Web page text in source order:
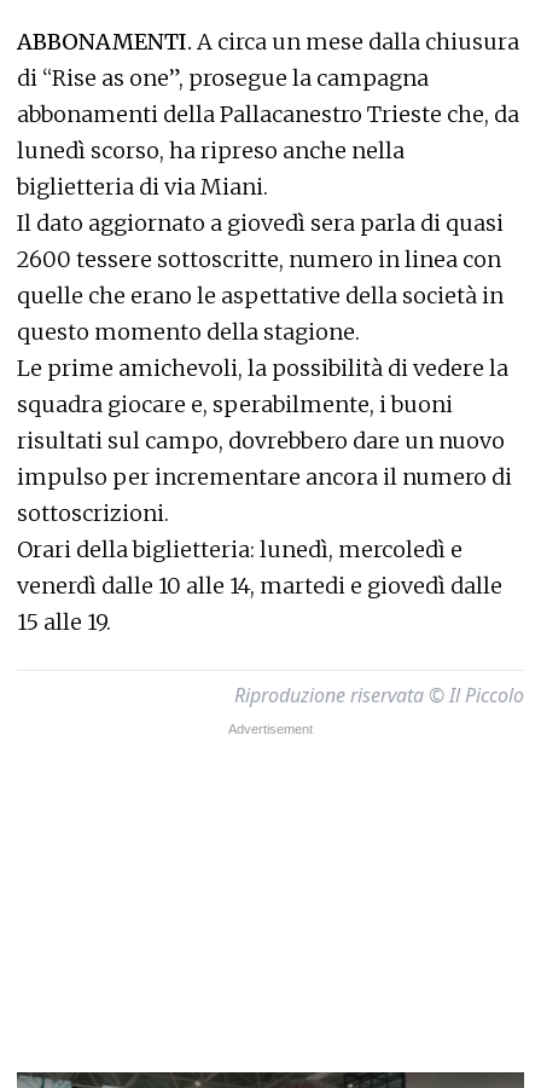
ABBONAMENTI. A circa un mese dalla chiusura
di “Rise as one”, prosegue la campagna
abbonamenti della Pallacanestro Trieste che, da
lunedì scorso, ha ripreso anche nella
biglietteria di via Miani.
Il dato aggiornato a giovedì sera parla di quasi
2600 tessere sottoscritte, numero in linea con
quelle che erano le aspettative della società in
questo momento della stagione.
Le prime amichevoli, la possibilità di vedere la
squadra giocare e, sperabilmente, i buoni
risultati sul campo, dovrebbero dare un nuovo
impulso per incrementare ancora il numero di
sottoscrizioni.
Orari della biglietteria: lunedì, mercoledì e
venerdì dalle 10 alle 14, martedi e giovedì dalle
15 alle 19.
Riproduzione riservata © Il Piccolo